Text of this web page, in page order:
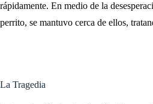
rápidamente. En medio de la
perrito, se mantuvo cerca de ellos,
La Tragedia